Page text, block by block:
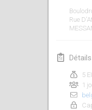
Rue
5
1
20
avril 2021
9